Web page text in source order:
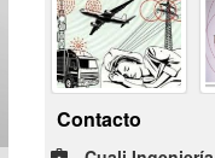
Contacto